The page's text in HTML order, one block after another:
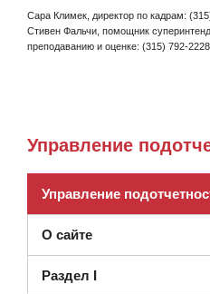
Сара Климек, директор по кадрам:
Стивен Фальчи, помощник
преподаванию и оценке: (315) 792-2228
Управление
Управление
О сайте
Раздел I